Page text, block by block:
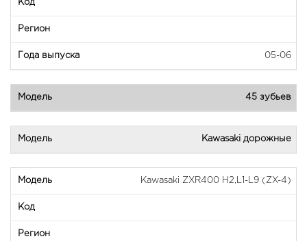
05-06
45 зубьев
Kawasaki дорожные
Kawasaki ZXR400 H2,L1-L9 (ZX-4)